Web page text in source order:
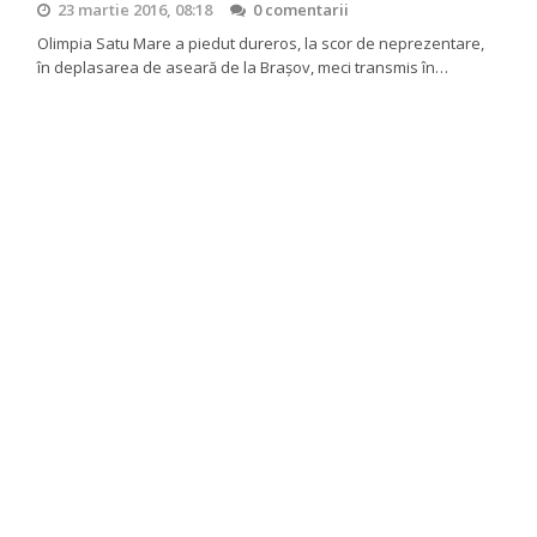
23 martie 2016, 08:18
0 comentarii
Olimpia Satu Mare a piedut dureros, la scor de neprezentare,
în deplasarea de aseară de la Brașov, meci transmis în…